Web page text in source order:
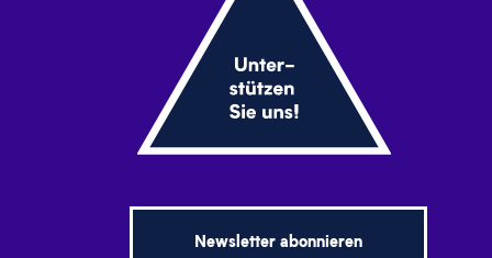
Newsletter abonnieren